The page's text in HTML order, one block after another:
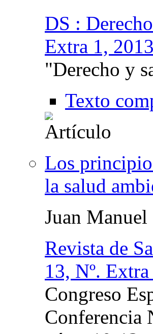
DS :
Extra 1, 2013
"Derecho y
Texto
Los
la salud
Juan Manuel
Revista de
13, Nº.
Congreso
Conferencia